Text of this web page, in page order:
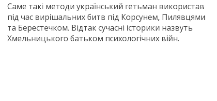
Саме такі методи український гетьман використав
під час вирішальних битв під Корсунем, Пилявцями
та Берестечком. Відтак сучасні історики назвуть
Хмельницького батьком психологічних війн.